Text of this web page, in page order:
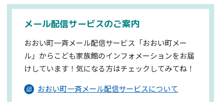
メール配信サービスのご案内
おおい町一斉メール配信サービス「おおい町メー
ル」からこども家族館のインフォメーションをお届
けしています！気になる方はチェックしてみてね！
おおい町一斉メール配信サービスについて